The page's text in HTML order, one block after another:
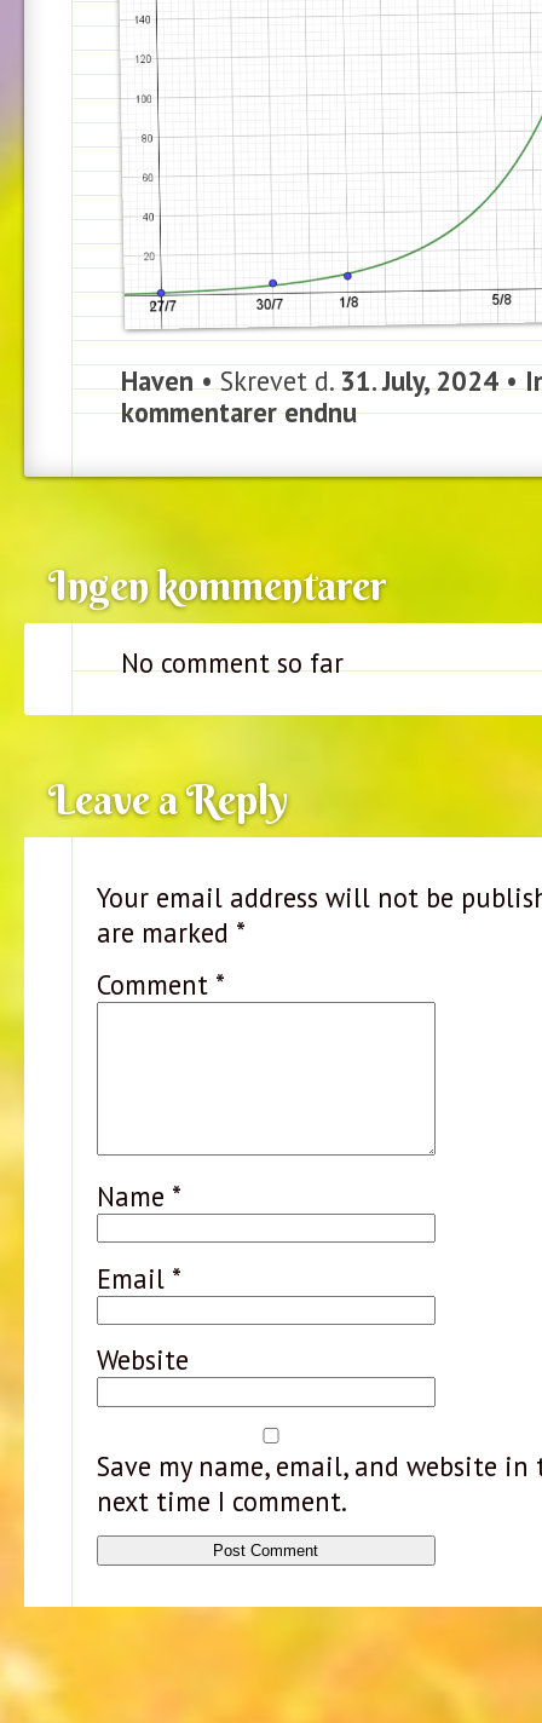
Haven• Skrevet d.31. July, 2024•
kommentarer endnu
Ingen kommentarer
No comment so far
Leave a Reply
Your email address will not be
are marked *
Comment *
Name *
Email *
Website
Save my name, email, and website
next time I comment.